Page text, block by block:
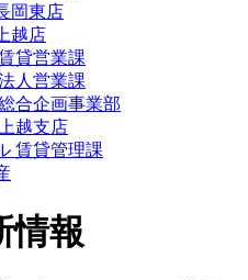
岡東店
越店
貸営業課
人営業課
合企画事業部
越支店
賃貸管理課
情報